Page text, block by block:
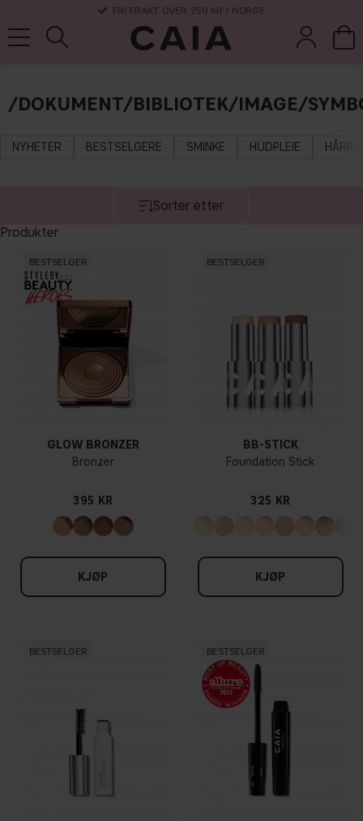
/DOKUMENT/BIBLIOTEK/IMAGE/
NYHETER BESTSELGERE SMINKE HUDPLEIE
Sorter etter
Produkter
BESTSELGER
GLOW BRONZER
Bronzer
395 KR
KJØP
BESTSELGER
BB-STICK
Foundation Stick
325 KR
KJØP
BESTSELGER BESTSELGER